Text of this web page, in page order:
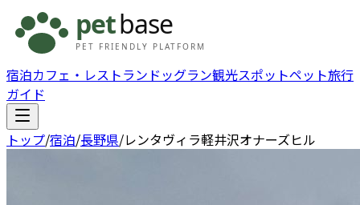
宿泊カフェ・レストラン ドッグラン観光スポットペット旅行
ガイド
トップ/宿泊/長野県/レンタヴィラ軽井沢オナーズヒル